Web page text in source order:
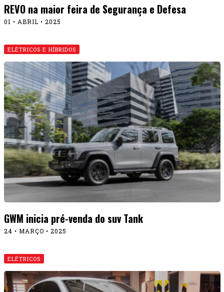
REVO na maior feira de Segurança e Defesa
01 • ABRIL • 2025
ELÉTRICOS E HÍBRIDOS
GWM inicia pré-venda do suv Tank
24 • MARÇO • 2025
ELÉTRICOS